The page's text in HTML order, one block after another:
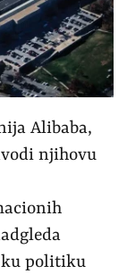
Alibaba,
njihovu
politiku